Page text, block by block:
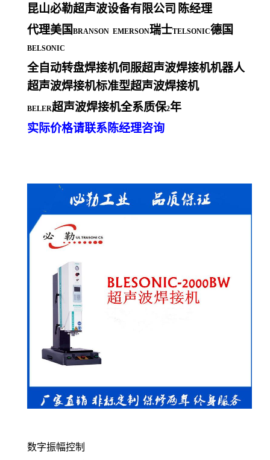
昆山必勒超声波设备有限公司 陈经理
代理美国 BRANSON EMERSON瑞士TELSONIC德国
BELSONIC
全自动转盘焊接机伺服超声波焊接机机器人
超声波焊接机标准型超声波焊接机
BELER超声波焊接机全系质保2年
实际价格请联系陈经理咨询
数字振幅控制